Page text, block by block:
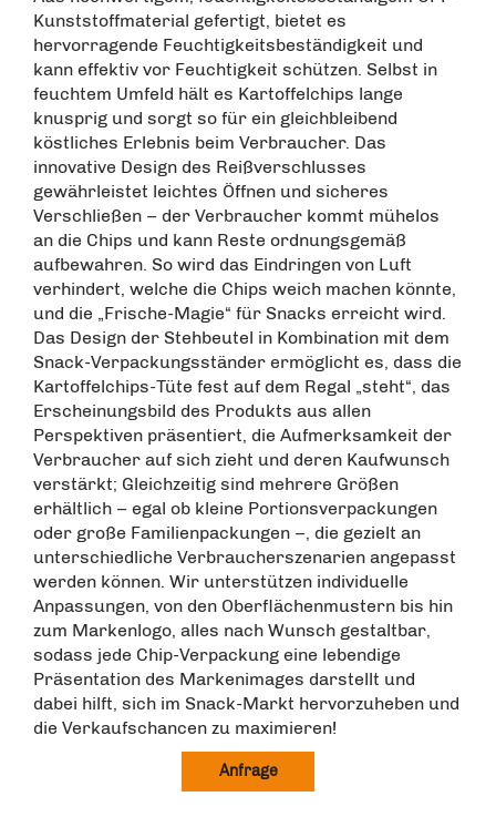
Kunststoffmaterial gefertigt, bietet es
hervorragende Feuchtigkeitsbeständigkeit und
kann effektiv vor Feuchtigkeit schützen. Selbst in
feuchtem Umfeld hält es Kartoffelchips lange
knusprig und sorgt so für ein gleichbleibend
köstliches Erlebnis beim Verbraucher. Das
innovative Design des Reißverschlusses
gewährleistet leichtes Öffnen und sicheres
Verschließen – der Verbraucher kommt mühelos
an die Chips und kann Reste ordnungsgemäß
aufbewahren. So wird das Eindringen von Luft
verhindert, welche die Chips weich machen könnte,
und die „Frische-Magie“ für Snacks erreicht wird.
Das Design der Stehbeutel in Kombination mit dem
Snack-Verpackungsständer ermöglicht es, dass die
Kartoffelchips-Tüte fest auf dem Regal „steht“, das
Erscheinungsbild des Produkts aus allen
Perspektiven präsentiert, die Aufmerksamkeit der
Verbraucher auf sich zieht und deren Kaufwunsch
verstärkt; Gleichzeitig sind mehrere Größen
erhältlich – egal ob kleine Portionsverpackungen
oder große Familienpackungen –, die gezielt an
unterschiedliche Verbraucherszenarien angepasst
werden können. Wir unterstützen individuelle
Anpassungen, von den Oberflächenmustern bis hin
zum Markenlogo, alles nach Wunsch gestaltbar,
sodass jede Chip-Verpackung eine lebendige
Präsentation des Markenimages darstellt und
dabei hilft, sich im Snack-Markt hervorzuheben und
die Verkaufschancen zu maximieren!
Anfrage